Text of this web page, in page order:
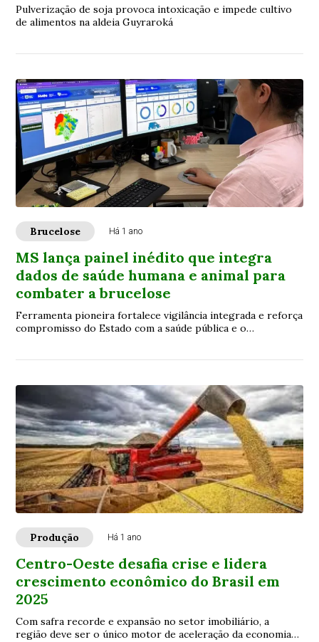
Pulverização de soja provoca intoxicação e impede cultivo
de alimentos na aldeia Guyraroká
Brucelose Há 1 ano
MS lança painel inédito que integra
dados de saúde humana e animal para
combater a brucelose
Ferramenta pioneira fortalece vigilância integrada e reforça
compromisso do Estado com a saúde pública e o
Produção Há 1 ano
Centro-Oeste desafia crise e lidera
crescimento econômico do Brasil em
2025
Com safra recorde e expansão no setor imobiliário, a
região deve ser o único motor de aceleração da economia